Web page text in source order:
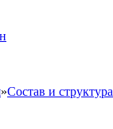
»Состав и структура